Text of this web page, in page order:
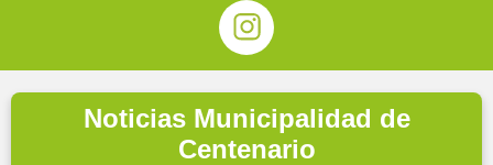
Noticias Municipalidad de
Centenario